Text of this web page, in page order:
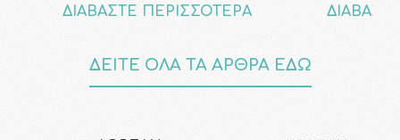
ΔΙΑΒΑΣΤΕ ΠΕΡΙΣΣΟΤΕΡΑ
ΔΕΙΤΕ ΟΛΑ ΤΑ ΑΡΘΡΑ ΕΔΩ